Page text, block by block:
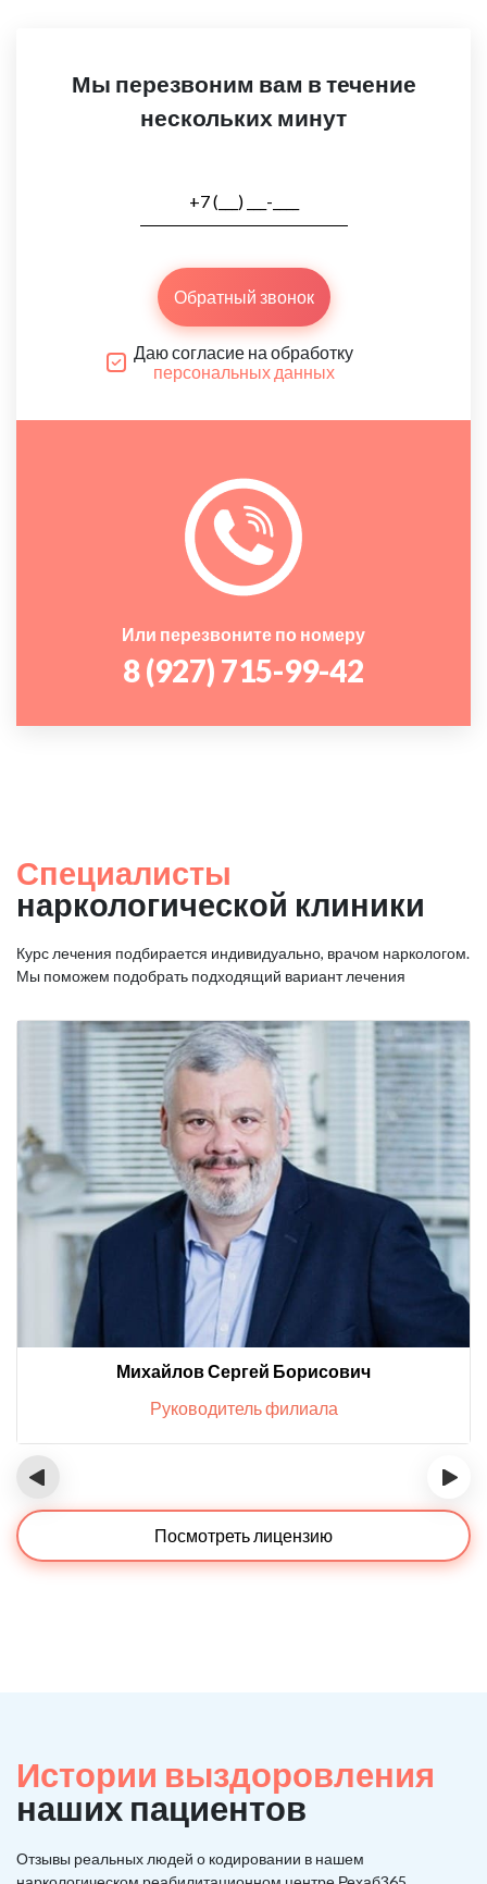
Мы перезвоним вам в течение
нескольких минут
Обратный звонок
Даю согласие на обработку
персональных данных
Или перезвоните по номеру
8 (927) 715-99-42
Специалисты
наркологической клиники
Курс лечения подбирается индивидуально, врачом наркологом.
Мы поможем подобрать подходящий вариант лечения
Михайлов Сергей Борисович
Руководитель филиала
‹ ›
Посмотреть лицензию
Истории выздоровления
наших пациентов
Отзывы реальных людей о кодировании в нашем